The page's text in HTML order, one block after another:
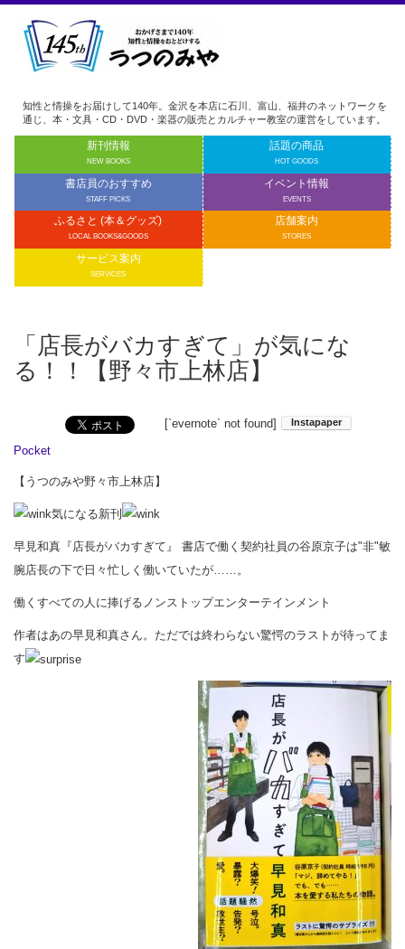
知性と情操をお届けして140年。金沢を本店に石川、富山、福井のネットワークを
通じ、本・文具・CD・DVD・楽器の販売とカルチャー教室の運営をしています。
新刊情報
NEW BOOKS
話題の商品
HOT GOODS
書店員のおすすめ
STAFF PICKS
イベント情報
EVENTS
ふるさと (本＆グッズ)
LOCAL BOOKS&GOODS
店舗案内
STORES
サービス案内
SERVICES
「店長がバカすぎて」が気にな
る！！【野々市上林店】
[`evernote` not found]
Pocket
【うつのみや野々市上林店】
気になる新刊
早見和真『店長がバカすぎて』 書店で働く契約社員の谷原京子は"非"敏
腕店長の下で日々忙しく働いていたが……。
働くすべての人に捧げるノンストップエンターテインメント
作者はあの早見和真さん。ただでは終わらない驚愕のラストが待ってま
す